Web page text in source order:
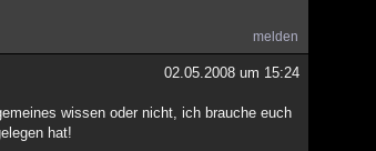
melden
02.05.2008 um 15:24
wissen oder nicht, ich brauche euch
hat!